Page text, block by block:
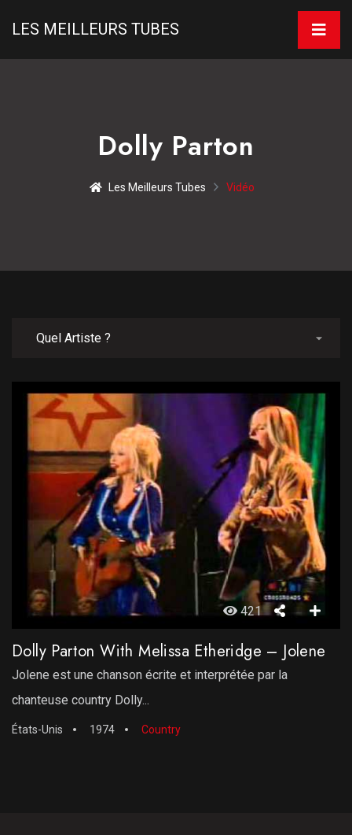
LES MEILLEURS TUBES
Dolly Parton
Les Meilleurs Tubes Vidéo
421
Dolly Parton With Melissa Etheridge – Jolene
Jolene est une chanson écrite et interprétée par la
chanteuse country Dolly...
États-Unis 1974 Country